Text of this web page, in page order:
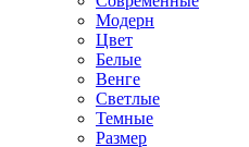
Модерн
Цвет
Белые
Венге
Светлые
Темные
Размер